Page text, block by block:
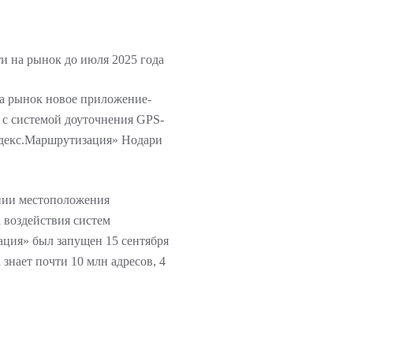
на рынок до июля 2025 года
рынок новое приложение-
системой доуточнения GPS-
Нодари
местоположения
систем
был запущен 15 сентября
почти 10 млн адресов, 4